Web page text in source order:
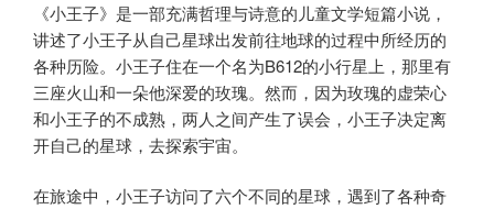
《小王子》是一部充满哲理与诗意的儿童文学短篇小说，
讲述了小王子从自己星球出发前往地球的过程中所经历的
各种历险。小王子住在一个名为B612的小行星上，那里有
三座火山和一朵他深爱的玫瑰。然而，因为玫瑰的虚荣心
和小王子的不成熟，两人之间产生了误会，小王子决定离
开自己的星球，去探索宇宙。
在旅途中，小王子访问了六个不同的星球，遇到了各种奇